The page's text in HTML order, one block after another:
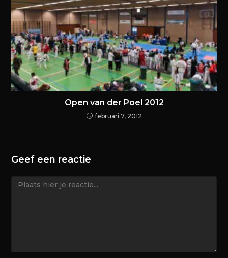
Open van der Poel 2012
februari 7, 2012
Geef een reactie